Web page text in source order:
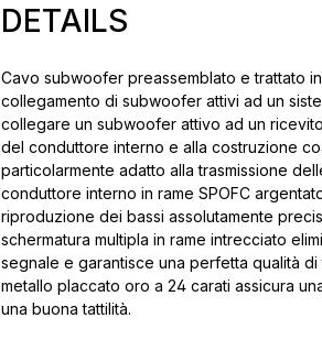
DETAILS
Cavo subwoofer preassemblato e trattato
collegamento di subwoofer attivi ad un
collegare un subwoofer attivo ad un
del conduttore interno e alla costruzione
particolarmente adatto alla trasmissione
conduttore interno in rame SPOFC
riproduzione dei bassi assolutamente
schermatura multipla in rame intrecciato
segnale e garantisce una perfetta qualità di
metallo placcato oro a 24 carati assicura
una buona tattilità.